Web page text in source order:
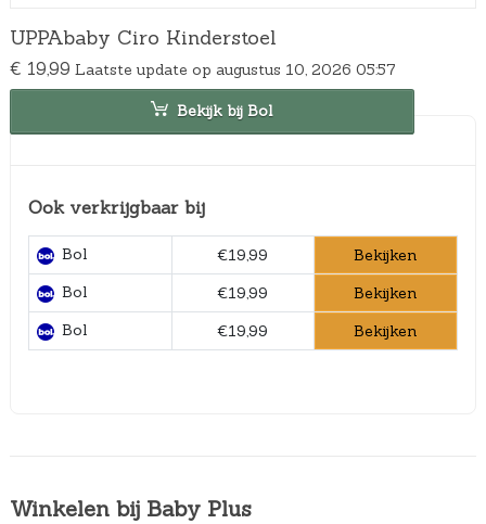
UPPAbaby Ciro Kinderstoel
€ 19,99 Laatste update op augustus 10, 2026 05:57
Bekijk bij Bol
Ook verkrijgbaar bij
Bol €19,99
Bekijken
Bol
€19,99
Bekijken
Bol
€19,99 Bekijken
Winkelen bij Baby Plus